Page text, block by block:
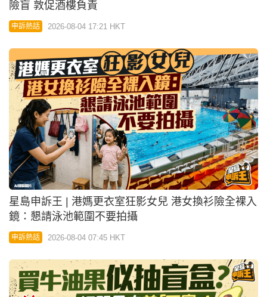
險盲 敦促酒樓負責
申訴熱話 2026-08-04 17:21 HKT
星島申訴王 | 港媽更衣室狂影女兒 港女換衫險全裸入
鏡：懇請泳池範圍不要拍攝
申訴熱話 2026-08-04 07:45 HKT